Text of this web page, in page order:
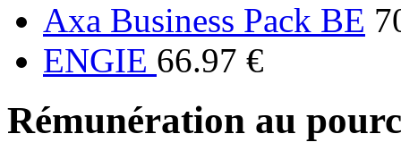
Axa Business Pack BE
ENGIE 66.97 €
Rémunération au